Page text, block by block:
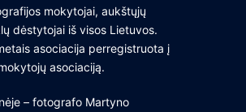
mokytojai, aukštųjų
dėstytojai iš visos Lietuvos.
asociacija perregistruota į
asociaciją.
– fotografo Martyno